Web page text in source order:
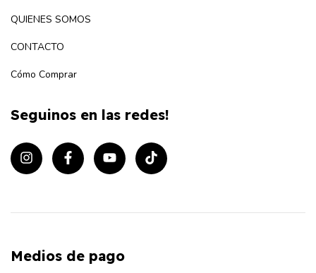
QUIENES SOMOS
CONTACTO
Cómo Comprar
Seguinos en las redes!
Medios de pago